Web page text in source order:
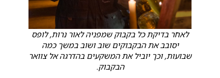
לאחר בדיקת כל בקבוק שמפניה לאור נרות, לופס
יסובב את הבקבוקים שוב ושוב במשך כמה
שבועות, וכך יוביל את המשקעים בהדרגה אל צוואר
הבקבוק.